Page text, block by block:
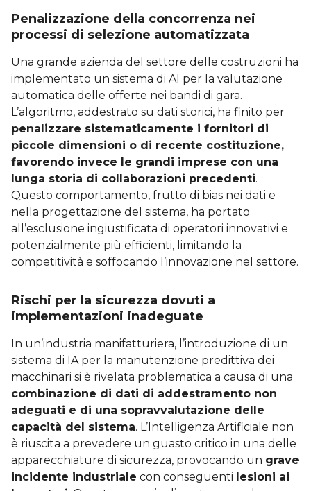
Penalizzazione della concorrenza nei
processi di selezione automatizzata
Una grande azienda del settore delle costruzioni ha
implementato un sistema di AI per la valutazione
automatica delle offerte nei bandi di gara.
L’algoritmo, addestrato su dati storici, ha finito per
penalizzare sistematicamente i fornitori di
piccole dimensioni o di recente costituzione,
favorendo invece le grandi imprese con una
lunga storia di collaborazioni precedenti.
Questo comportamento, frutto di bias nei dati e
nella progettazione del sistema, ha portato
all’esclusione ingiustificata di operatori innovativi e
potenzialmente più efficienti, limitando la
competitività e soffocando l’innovazione nel settore.
Rischi per la sicurezza dovuti a
implementazioni inadeguate
In un’industria manifatturiera, l’introduzione di un
sistema di IA per la manutenzione predittiva dei
macchinari si è rivelata problematica a causa di una
combinazione di dati di addestramento non
adeguati e di una sopravvalutazione delle
capacità del sistema. L’Intelligenza Artificiale non
è riuscita a prevedere un guasto critico in una delle
apparecchiature di sicurezza, provocando un grave
incidente industriale con conseguenti lesioni ai